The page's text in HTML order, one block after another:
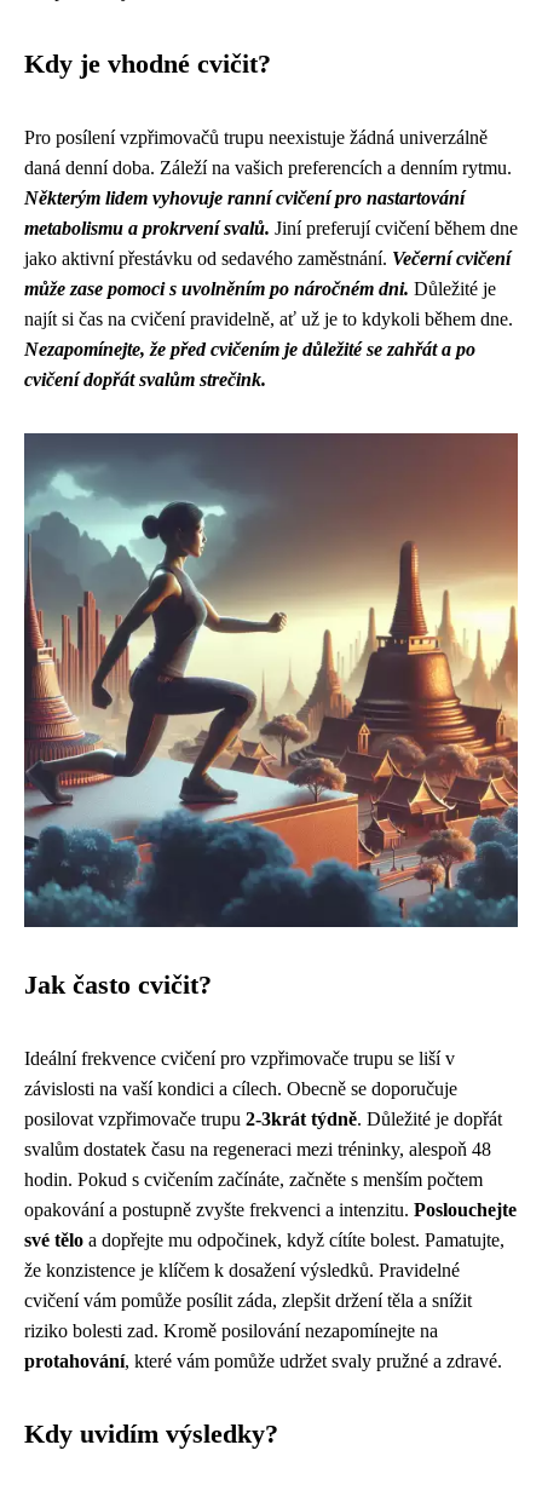
Kdy je vhodné cvičit?
Pro posílení vzpřimovačů trupu neexistuje žádná univerzálně
daná denní doba. Záleží na vašich preferencích a denním rytmu.
Některým lidem vyhovuje ranní cvičení pro nastartování
metabolismu a prokrvení svalů. Jiní preferují cvičení během dne
jako aktivní přestávku od sedavého zaměstnání. Večerní cvičení
může zase pomoci s uvolněním po náročném dni. Důležité je
najít si čas na cvičení pravidelně, ať už je to kdykoli během dne.
Nezapomínejte, že před cvičením je důležité se zahřát a po
cvičení dopřát svalům strečink.
Jak často cvičit?
Ideální frekvence cvičení pro vzpřimovače trupu se liší v
závislosti na vaší kondici a cílech. Obecně se doporučuje
posilovat vzpřimovače trupu 2-3krát týdně. Důležité je dopřát
svalům dostatek času na regeneraci mezi tréninky, alespoň 48
hodin. Pokud s cvičením začínáte, začněte s menším počtem
opakování a postupně zvyšte frekvenci a intenzitu. Poslouchejte
své tělo a dopřejte mu odpočinek, když cítíte bolest. Pamatujte,
že konzistence je klíčem k dosažení výsledků. Pravidelné
cvičení vám pomůže posílit záda, zlepšit držení těla a snížit
riziko bolesti zad. Kromě posilování nezapomínejte na
protahování, které vám pomůže udržet svaly pružné a zdravé.
Kdy uvidím výsledky?